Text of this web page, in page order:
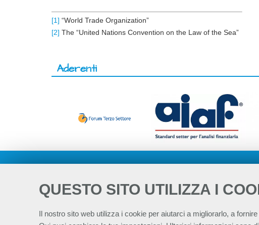
QUESTO SITO UTILIZZA I
Il nostro sito web utilizza i cookie per aiutarci a migliorarlo, a
[1] “World Trade Organization”
[2] The “United Nations Convention on the Law of the Sea”
Aderenti